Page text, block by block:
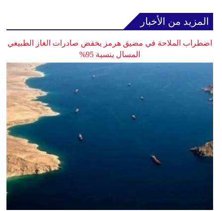
المزيد من الأخبار
اضطراب الملاحة في مضيق هرمز يخفض صادرات الغاز الطبيعي
المسال بنسبة 95%